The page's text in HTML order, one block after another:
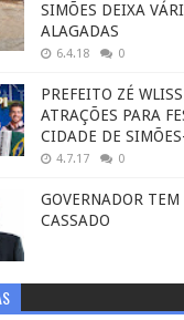
SIMÕES DEIXA
ALAGADAS
6.4.18 0
PREFEITO ZÉ
ATRAÇÕES PARA
CIDADE DE
4.7.17 0
GOVERNADOR
CASSADO